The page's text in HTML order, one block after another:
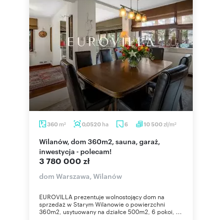
360 m2 0,0520 ha 6 10 500zł/m2
Wilanów, dom 360m2, sauna, garaż,
inwestycja - polecam!
3 780 000 zł
dom Warszawa, Wilanów
EUROVILLA prezentuje wolnostojący dom na
sprzedaż w Starym Wilanowie o powierzchni
360m2, usytuowany na działce 500m2, 6 pokoi, ...